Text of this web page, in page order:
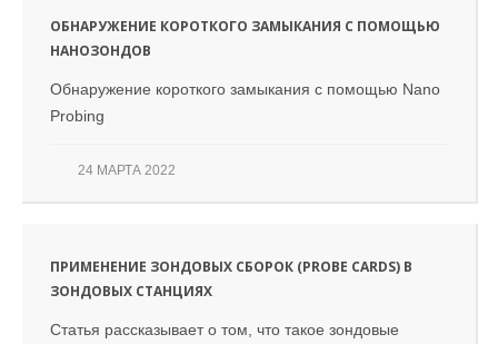
ОБНАРУЖЕНИЕ КОРОТКОГО ЗАМЫКАНИЯ С ПОМОЩЬЮ
НАНОЗОНДОВ
Обнаружение короткого замыкания с помощью Nano
Probing
24 МАРТА 2022
ПРИМЕНЕНИЕ ЗОНДОВЫХ СБОРОК (PROBE CARDS) В
ЗОНДОВЫХ СТАНЦИЯХ
Статья рассказывает о том, что такое зондовые